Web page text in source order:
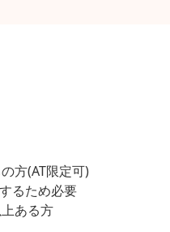
方(AT限定可)
るため必要
ある方